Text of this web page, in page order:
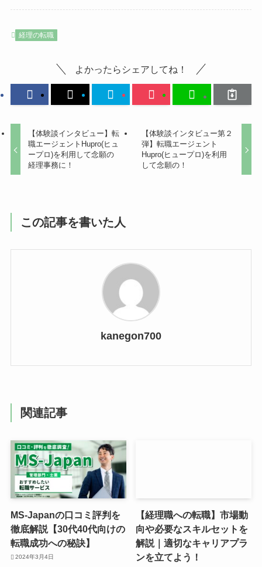
経理の転職
よかったらシェアしてね！
【体験談インタビュー】転
職エージェントHupro(ヒュ
ープロ)を利用して念願の
経理事務に！
【体験談インタビュー第２
弾】転職エージェント
Hupro(ヒュープロ)を利用
して念願の！
この記事を書いた人
kanegon700
関連記事
MS-Japanの口コミ評判を
徹底解説【30代40代向けの
転職成功への秘訣】
2024年3月4日
【経理職への転職】市場動
向や必要なスキルセットを
解説｜適切なキャリアプラ
ンを立てよう！